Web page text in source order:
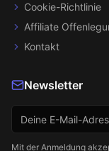
Cookie-Richtlinie
Affiliate
Kontakt
Newsletter
Mit der Anmeldung